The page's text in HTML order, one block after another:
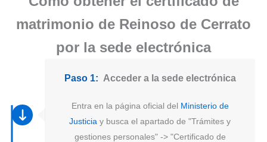
matrimonio de Reinoso de Cerrato
por la sede electrónica
Paso 1: Acceder a la sede electrónica
Entra en la página oficial del Ministerio de
Justicia y busca el apartado de "Trámites y
gestiones personales" -> "Certificado de